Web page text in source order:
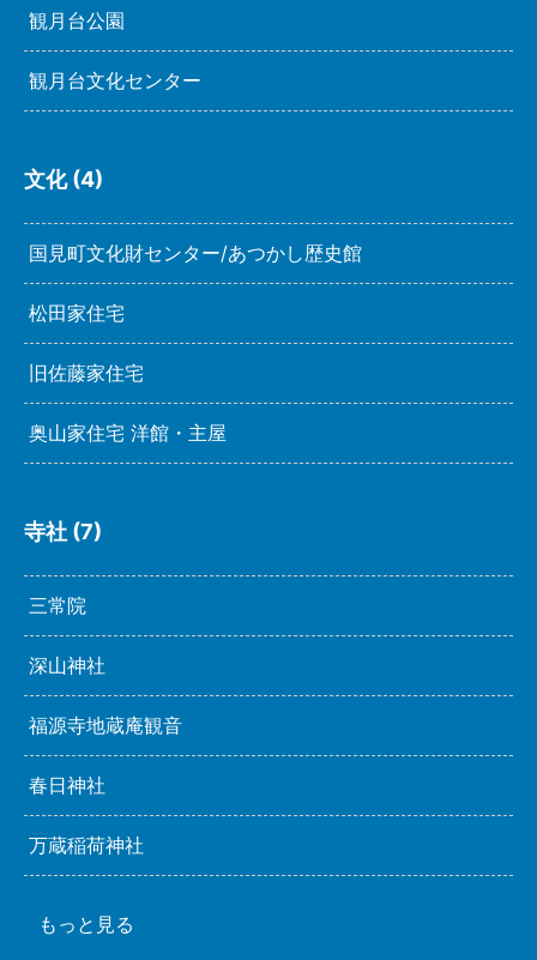
観月台公園
観月台文化センター
文化 (4)
国見町文化財センター/あつかし歴史館
松田家住宅
旧佐藤家住宅
奥山家住宅 洋館・主屋
寺社 (7)
三常院
深山神社
福源寺地蔵庵観音
春日神社
万蔵稲荷神社
もっと見る